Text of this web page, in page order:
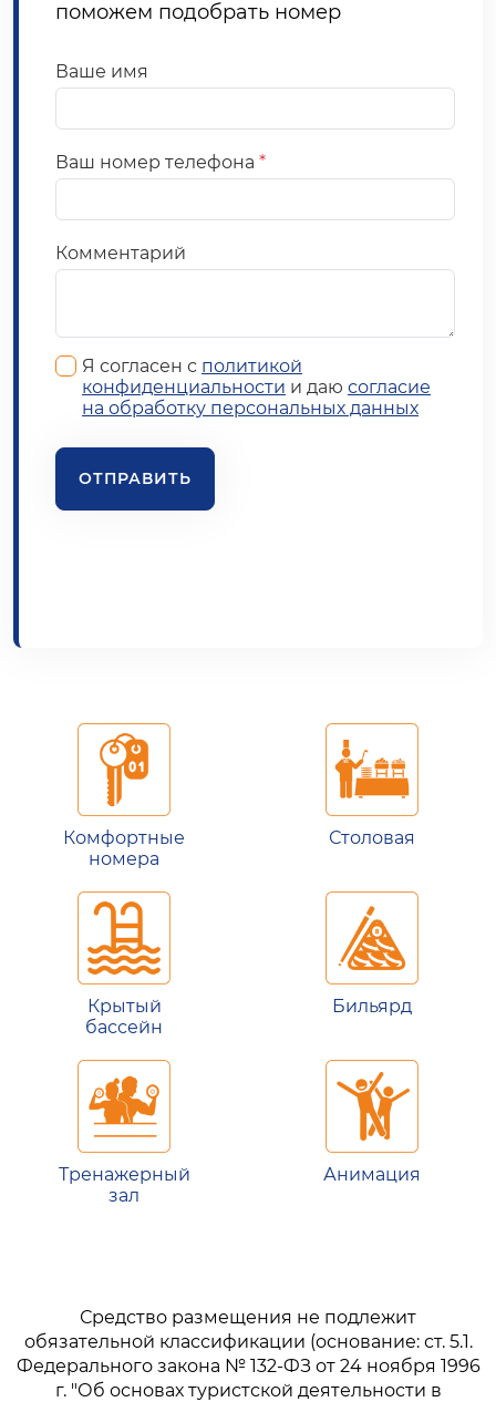
поможем подобрать номер
Ваше имя
Ваш номер телефона *
Комментарий
Я согласен с политикой
конфиденциальности и даю согласие
на обработку персональных данных
ОТПРАВИТЬ
Комфортные
номера
Столовая
Крытый
бассейн
Бильярд
Тренажерный
зал
Анимация
Средство размещения не подлежит
обязательной классификации (основание: ст. 5.1.
Федерального закона № 132-ФЗ от 24 ноября 1996
г. "Об основах туристской деятельности в